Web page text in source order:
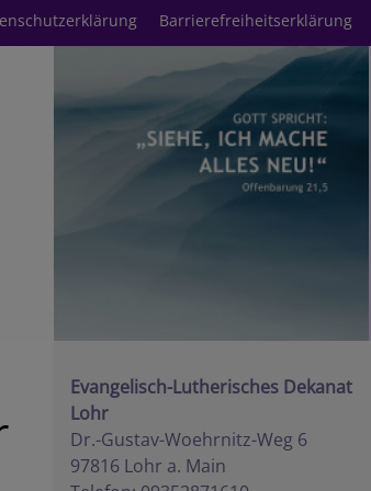
Barrierefreiheitserklärung
Evangelisch-Lutherisches Dekanat
Lohr
Dr.-Gustav-Woehrnitz-Weg 6
97816 Lohr a. Main